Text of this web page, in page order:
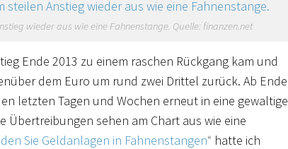
wieder aus wie eine Fahnenstange. Quelle: finanzen.net
Ende 2013 zu einem raschen Rückgang kam und
dem Euro um rund zwei Drittel zurück. Ab Ende
letzten Tagen und Wochen erneut in eine gewaltige
sehen am Chart aus wie eine
Sie Geldanlagen in Fahnenstangen“ hatte ich